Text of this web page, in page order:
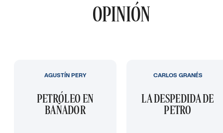
OPINIÓN
PETRÓLEO EN
BAÑADOR
AGUSTÍN PERY
LA DESPEDIDA DE
PETRO
CARLOS GRANÉS